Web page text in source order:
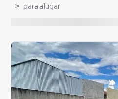
para alugar